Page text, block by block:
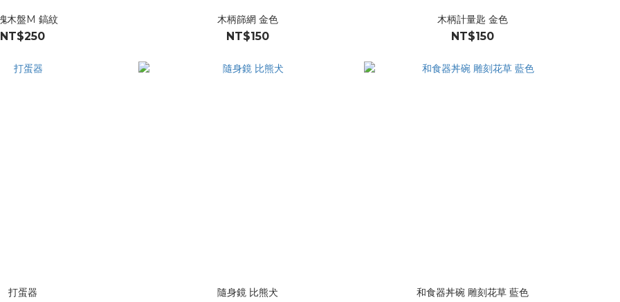
木盤M 鎬紋
NT$250
木柄篩網 金色
NT$150
木柄計量匙 金色
NT$150
打蛋器 隨身鏡 比熊犬 和食器丼碗 雕刻花草 藍色